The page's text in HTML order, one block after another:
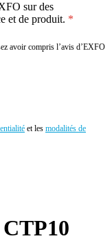
sur des
et de produit.
avoir compris l’avis d’EXFO
et les modalités de